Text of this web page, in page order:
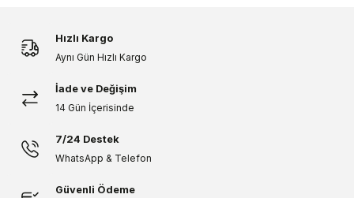
Hızlı Kargo
Aynı Gün Hızlı Kargo
İade ve Değişim
14 Gün İçerisinde
7/24 Destek
WhatsApp & Telefon
Güvenli Ödeme